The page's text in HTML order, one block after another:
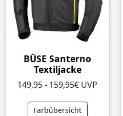
BÜSE Santerno
Textiljacke
149,95 - 159,95€ UVP
Farbübersicht